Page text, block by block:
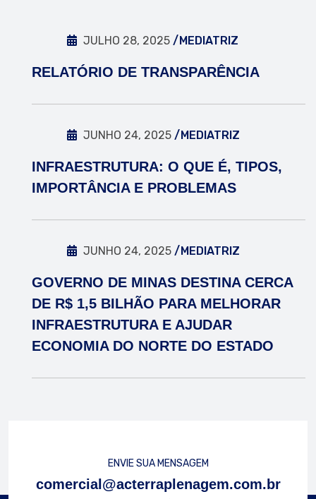
JULHO 28, 2025 /MEDIATRIZ
RELATÓRIO DE TRANSPARÊNCIA
JUNHO 24, 2025 /MEDIATRIZ
INFRAESTRUTURA: O QUE É, TIPOS,
IMPORTÂNCIA E PROBLEMAS
JUNHO 24, 2025 /MEDIATRIZ
GOVERNO DE MINAS DESTINA CERCA
DE R$ 1,5 BILHÃO PARA MELHORAR
INFRAESTRUTURA E AJUDAR
ECONOMIA DO NORTE DO ESTADO
ENVIE SUA MENSAGEM
comercial@acterraplenagem.com.br